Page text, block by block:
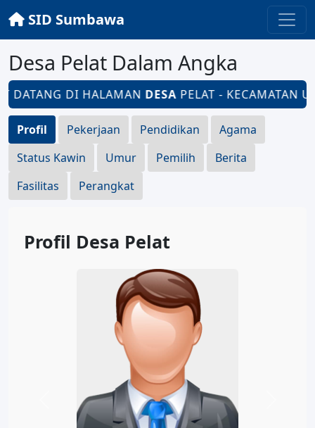
SID Sumbawa
Desa Pelat Dalam Angka
DATANG DI HALAMANDESAPELAT - KECAMATAN
Profil Pekerjaan Pendidikan
Agama
Status Kawin
Umur Pemilih
Berita
Fasilitas
Perangkat
Profil Desa Pelat